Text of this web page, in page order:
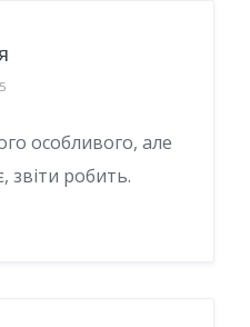
особливого, але
звіти робить.